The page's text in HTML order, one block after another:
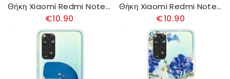
Θήκη Xiaomi Redmi Note 11 Pro 4G / 5G Αστεία Σκυλιά
€10.90
Θήκη Xiaomi Redmi Note 11 Pro 4G / 5G Ανθισμένα Κλαδιά
€10.90